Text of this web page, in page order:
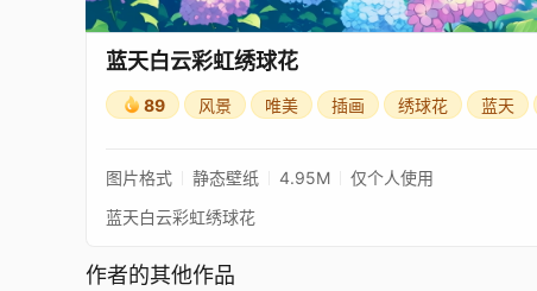
蓝天白云彩虹绣球花
89 风景 唯美 插画 绣球花 蓝天
图片格式 静态壁纸 4.95M 仅个人使用
蓝天白云彩虹绣球花
作者的其他作品